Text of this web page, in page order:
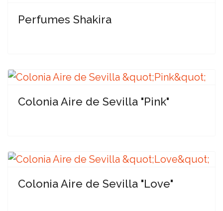
Perfumes Shakira
Colonia Aire de Sevilla "Pink"
Colonia Aire de Sevilla "Love"